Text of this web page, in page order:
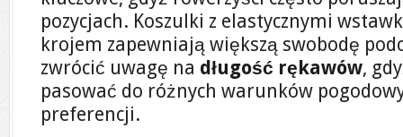
pozycjach. Koszulki z elastycznymi
krojem zapewniają większą swobodę
zwrócić uwagę na długość rękawów,
pasować do różnych warunków
preferencji.